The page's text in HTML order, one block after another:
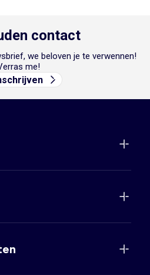
contact
we beloven je te verwennen!
me!